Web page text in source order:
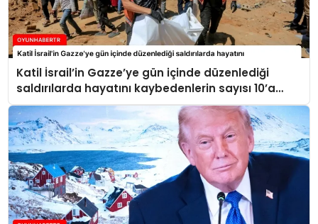
Katil İsrail’in Gazze’ye gün içinde düzenlediği
saldırılarda hayatını kaybedenlerin sayısı 10’a
yükseldi